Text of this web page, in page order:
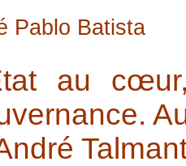
Pablo Batista
au